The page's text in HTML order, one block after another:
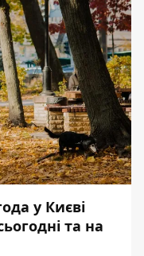
у Києві
та на